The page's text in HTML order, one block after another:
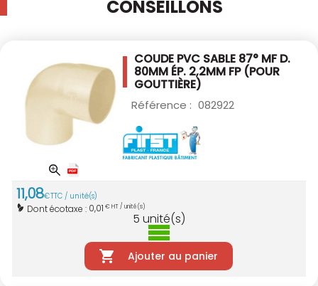
CONSEILLONS
COUDE PVC SABLE 87° MF D.
80MM ÉP. 2,2MM FP (POUR
GOUTTIÈRE)
Référence : 082922
11,08€TTC / unité(s)
Dont écotaxe : 0,01 € HT / unité(s)
5 unité(s)
Ajouter au panier